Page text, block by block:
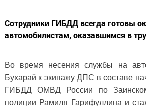
Сотрудники ГИБДД всегда готовы
автомобилистам, оказавшимся в
Во время несения службы на
Бухарай к экипажу ДПС в составе
ГИБДД ОМВД России по
полиции Рамиля Гарифуллина и